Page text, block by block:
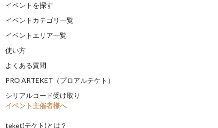
イベントを探す
イベントカテゴリ一覧
イベントエリア一覧
使い方
よくある質問
PRO ARTEKET（プロアルテケト）
シリアルコード受け取り
イベント主催者様へ
teket(テケト)とは？